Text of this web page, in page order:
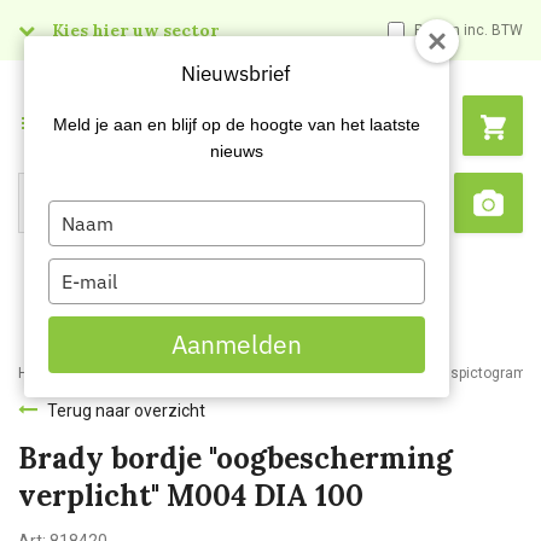
Kies hier uw sector Prijzen inc. BTW
Search
Menu
Home Webshop Veiligheidsartikelen Signalisatie
Terug naar overzicht
Brady bordje "oogbescherming
verplicht" M004 DIA 100
Nieuwsbrief
Meld je aan en blijf op de hoogte van het laatste
nieuws
Type
your
name
Type
your
email
Aanmelden